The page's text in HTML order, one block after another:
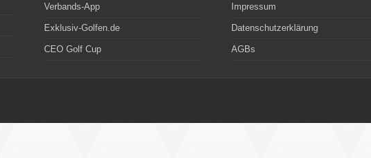
Verbands-App
Exklusiv-Golfen.de
CEO Golf Cup
Impressum
Datenschutzerklärung
AGBs